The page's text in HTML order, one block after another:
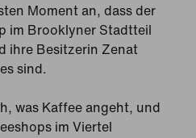
Moment an, dass der
im Brooklyner Stadtteil
ihre Besitzerin Zenat
sind.
was Kaffee angeht, und
im Viertel